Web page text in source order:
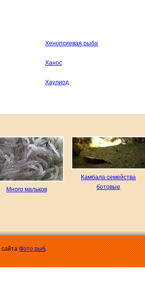
Хенопсиевая рыба
Ханос
Хаулиод
Много мальков
Камбала семейства
ботовые
сайтаФото рыб.